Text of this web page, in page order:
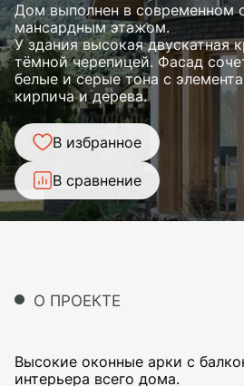
Дом выполнен в современном
мансардным этажом.
У здания высокая двускатная
тёмной черепицей. Фасад
белые и серые тона с
кирпича и дерева.
В избранное
В сравнение
О ПРОЕКТЕ
Высокие оконные арки с
интерьера всего дома.